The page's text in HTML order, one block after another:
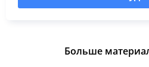
Больше